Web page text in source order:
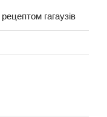
гагаузів